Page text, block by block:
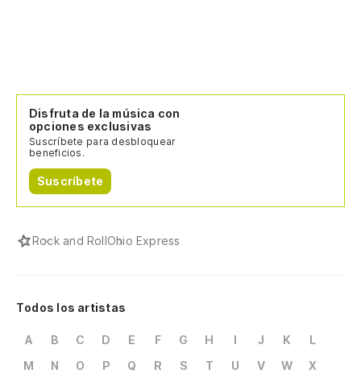
Disfruta de la música con
opciones exclusivas
Suscríbete para desbloquear
beneficios.
Suscríbete
Rock and RollOhio Express
Todos los artistas
A B C D E F G H I J K
L
M
N O P Q R S T U V W
X